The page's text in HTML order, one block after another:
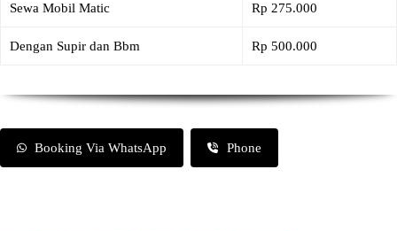
Sewa Mobil Matic Rp 275.000
Dengan Supir dan Bbm Rp 500.000
Booking Via WhatsApp Phone